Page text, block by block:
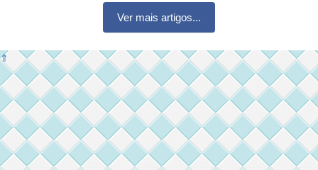
Ver mais artigos...
⇑